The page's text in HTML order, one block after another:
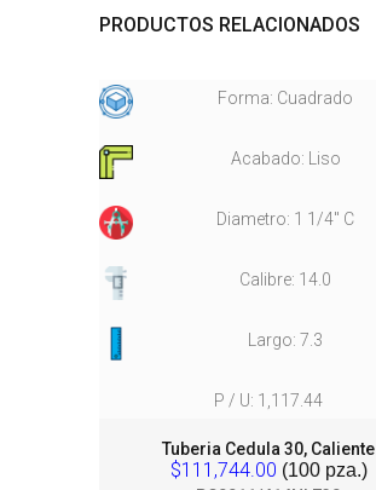
PRODUCTOS RELACIONADOS
Forma: Cuadrado
Acabado: Liso
Diametro: 1 1/4" C
Calibre: 14.0
Largo: 7.3
P / U: 1,117.44
Tuberia Cedula 30, Caliente
$111,744.00 (100 pza.)